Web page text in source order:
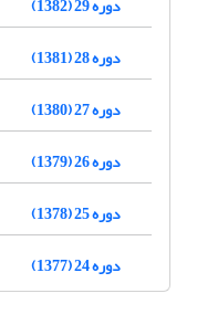
دوره 28 (1381)
دوره 27 (1380)
دوره 26 (1379)
دوره 25 (1378)
دوره 24 (1377)